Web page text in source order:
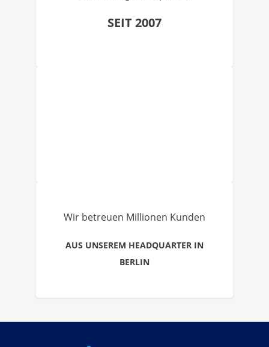
SEIT 2007
Wir betreuen Millionen Kunden
AUS UNSEREM HEADQUARTER IN
BERLIN